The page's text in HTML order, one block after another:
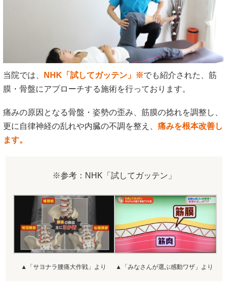
当院では、 NHK「試してガッテン」※でも紹介された、筋
膜・骨盤にアプローチする施術を行っております。
痛みの原因となる骨盤・姿勢の歪み、筋膜の捻れを調整し、
更に自律神経の乱れや内臓の不調を整え、 痛みを根本改善し
ます。
※参考：NHK「試してガッテン」
▲「サヨナラ腰痛大作戦」より ▲「みなさんが選ぶ感動ワザ」より